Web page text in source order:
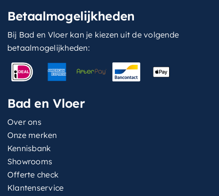
Betaalmogelijkheden
Bij Bad en Vloer kan je kiezen uit de volgende
betaalmogelijkheden:
Bad en Vloer
Over ons
Onze merken
Kennisbank
Showrooms
Offerte check
Klantenservice